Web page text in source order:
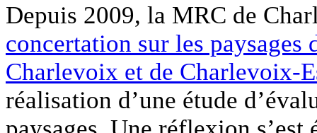
Depuis 2009, la MRC de
concertation sur les paysages
Charlevoix et de Charlevoix-
réalisation d’une étude